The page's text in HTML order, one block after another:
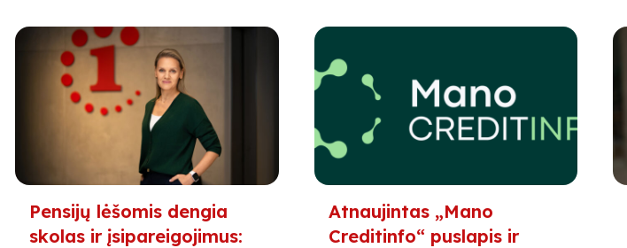
Pensijų lėšomis dengia
skolas ir įsipareigojimus:
Atnaujintas „Mano
Creditinfo“ puslapis ir